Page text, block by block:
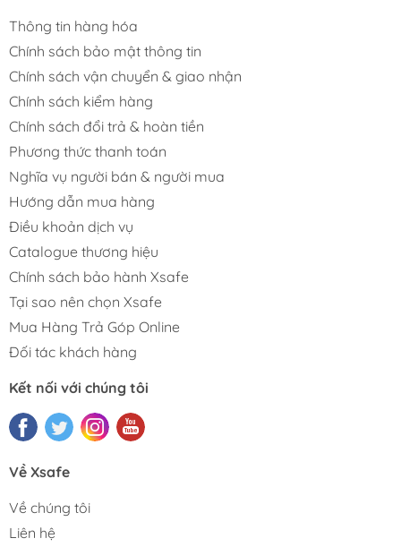
Thông tin hàng hóa
Chính sách bảo mật thông tin
Chính sách vận chuyển & giao nhận
Chính sách kiểm hàng
Chính sách đổi trả & hoàn tiền
Phương thức thanh toán
Nghĩa vụ người bán & người mua
Hướng dẫn mua hàng
Điều khoản dịch vụ
Catalogue thương hiệu
Chính sách bảo hành Xsafe
Tại sao nên chọn Xsafe
Mua Hàng Trả Góp Online
Đối tác khách hàng
Kết nối với chúng tôi
Về Xsafe
Về chúng tôi
Liên hệ